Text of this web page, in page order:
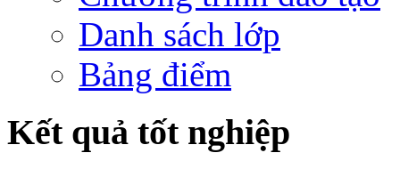
Danh sách lớp
Bảng điểm
Kết quả tốt nghiệp